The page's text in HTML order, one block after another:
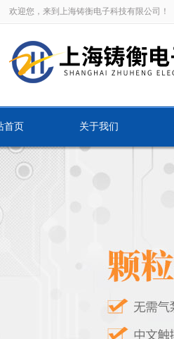
欢迎您，来到上海铸衡电子科技有限公司！
首页 关于我们